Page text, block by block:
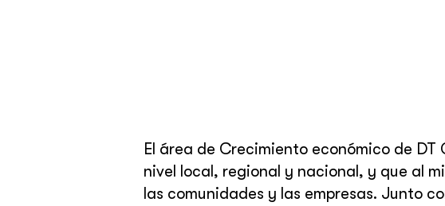
El área de Crecimiento económico de
nivel local, regional y nacional, y que al
las comunidades y las empresas. Junto